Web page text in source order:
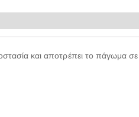
και αποτρέπει το πάγωμα